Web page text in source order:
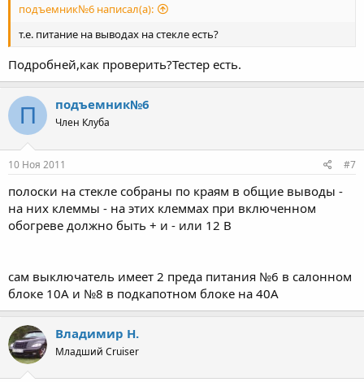
подъемник№6 написал(а):
т.е. питание на выводах на стекле есть?
Подробней,как проверить?Тестер есть.
П подъемник№6
Член Клуба
10 Ноя 2011 #7
полоски на стекле собраны по краям в общие выводы -
на них клеммы - на этих клеммах при включенном
обогреве должно быть + и - или 12 В
сам выключатель имеет 2 преда питания №6 в салонном
блоке 10А и №8 в подкапотном блоке на 40А
Владимир Н.
Младший Cruiser